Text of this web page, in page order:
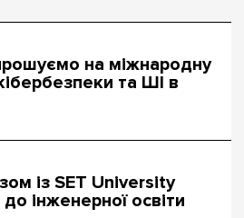
на міжнародну
та ШІ в
із SET University
інженерної освіти